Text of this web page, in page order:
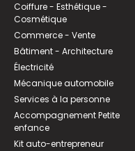
Coiffure - Esthétique -
Cosmétique
Commerce - Vente
Bâtiment - Architecture
Électricité
Mécanique automobile
Services à la personne
Accompagnement Petite
enfance
Kit auto-entrepreneur